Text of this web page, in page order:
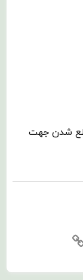
شدن جهت